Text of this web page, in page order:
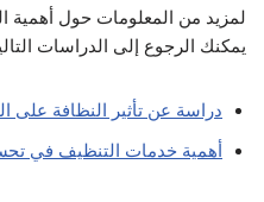
لمزيد من المعلومات حول أهمية
يمكنك الرجوع إلى الدراسات
دراسة عن تأثير النظافة على
أهمية خدمات التنظيف في